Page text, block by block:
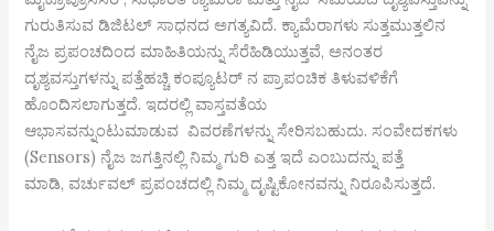
ಗುರುತಿಸುವ ಡಿಜಿಟಲ್ ಸಾಧನದ ಅಗತ್ಯವಿದೆ. ಕ್ಯಾಮೆರಾಗಳು ಸುತ್ತಮುತ್ತಲಿನ
ನೈಜ ಪ್ರಪಂಚದಿಂದ ಮಾಹಿತಿಯನ್ನು ಸೆರೆಹಿಡಿಯುತ್ತವೆ, ಅನಂತರ
ದೃಶ್ಯವಸ್ತುಗಳನ್ನು ಪತ್ತೆಹಚ್ಚಿ ಕಂಪ್ಯೂಟರ್ ನ ಪ್ರಾಪಂಚಿಕ ತಿಳುವಳಿಕೆಗೆ
ಹೊಂದಿಸಲಾಗುತ್ತದೆ. ಇದರಲ್ಲಿ ವಾಸ್ತವತೆಯ
ಆಭಾಸವನ್ನುಂಟುಮಾಡುವ ವಿವರಣೆಗಳನ್ನು ಸೇರಿಸಬಹುದು. ಸಂವೇದಕಗಳು
(Sensors) ನೈಜ ಜಗತ್ತಿನಲ್ಲಿ ನಿಮ್ಮ ಗುರಿ ಎತ್ತ ಇದೆ ಎಂಬುದನ್ನು ಪತ್ತೆ
ಮಾಡಿ, ವರ್ಚುವಲ್ ಪ್ರಪಂಚದಲ್ಲಿ ನಿಮ್ಮ ದೃಷ್ಟಿಕೋನವನ್ನು ನಿರೂಪಿಸುತ್ತದೆ.